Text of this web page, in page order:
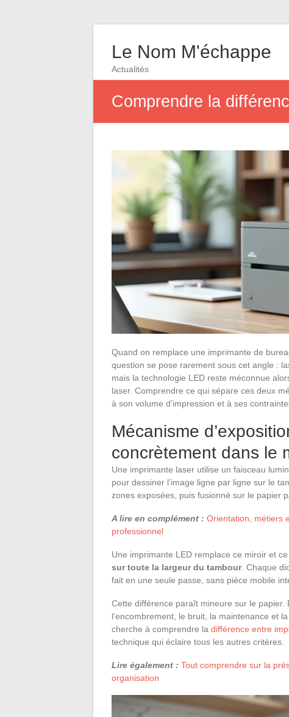
Le Nom M'échappe
Actualités
Comprendre la
Quand on remplace une imprimante de
question se pose rarement sous cet angle :
mais la technologie LED reste méconnue
laser. Comprendre ce qui sépare ces deux
à son volume d’impression et à ses
Mécanisme
concrètement dans le
Une imprimante laser utilise un faisceau
pour dessiner l’image ligne par ligne sur le
zones exposées, puis fusionné sur le papier
A lire en complément : Orientation, métiers
professionnel
Une imprimante LED remplace ce miroir et
sur toute la largeur du tambour. Chaque
fait en une seule passe, sans pièce mobile
Cette différence paraît mineure sur le
l’encombrement, le bruit, la maintenance et
cherche à comprendre la différence entre
technique qui éclaire tous les autres critères.
Lire également : Tout comprendre sur la
organisation